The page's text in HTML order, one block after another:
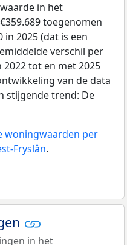
in het
toegenomen
in 2025 (dat is een
verschil per
tot en met 2025
van de data
stijgende trend: De
woningwaarden per
Fryslân.
in het